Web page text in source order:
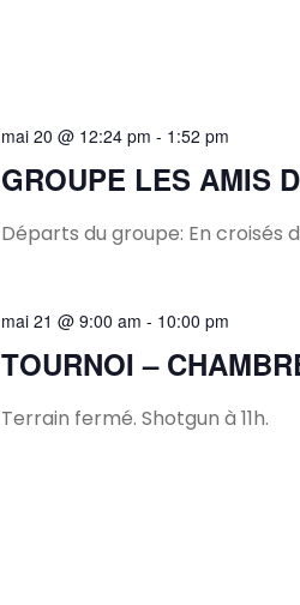
GROUPE LES AMIS
mai 20 @ 12:24 pm - 1:52 pm
Départs du groupe: En croisés
TOURNOI –
mai 21 @ 9:00 am - 10:00 pm
Terrain fermé. Shotgun à 11h.